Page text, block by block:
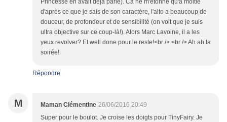
Princesse en avait déjà parlé). Ca ne m'étonne qu'à moitié
d'après ce que je sais de son caractère, l'alto a beaucoup de
douceur, de profondeur et de sensibilité (on voit que je suis
ultra objective sur ce coup-là!). Alors Marc Lavoine, il a les
yeux revolver? Et well done pour le reste!<br /> <br /> Ah ah la
soirée!
Répondre
M Maman Clémentine 26/06/2016 20:49
Super pour le boulot. Je croise les doigts pour TinyFairy. Je